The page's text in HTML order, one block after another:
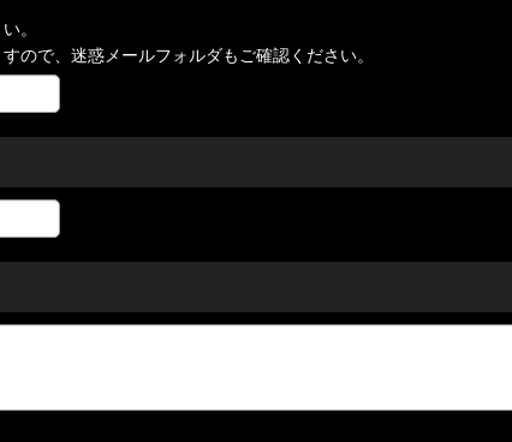
。
ので、迷惑メールフォルダもご確認ください。